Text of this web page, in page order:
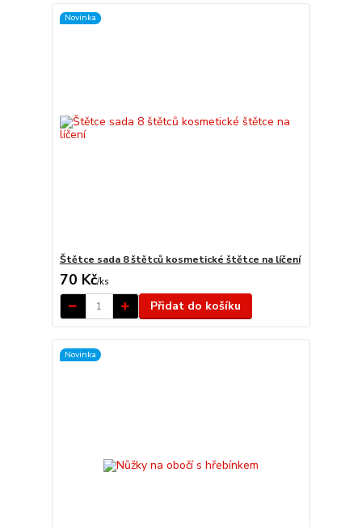
Novinka
Štětce sada 8 štětců kosmetické štětce na líčení
70 Kč/ks
Přidat do košíku
Novinka